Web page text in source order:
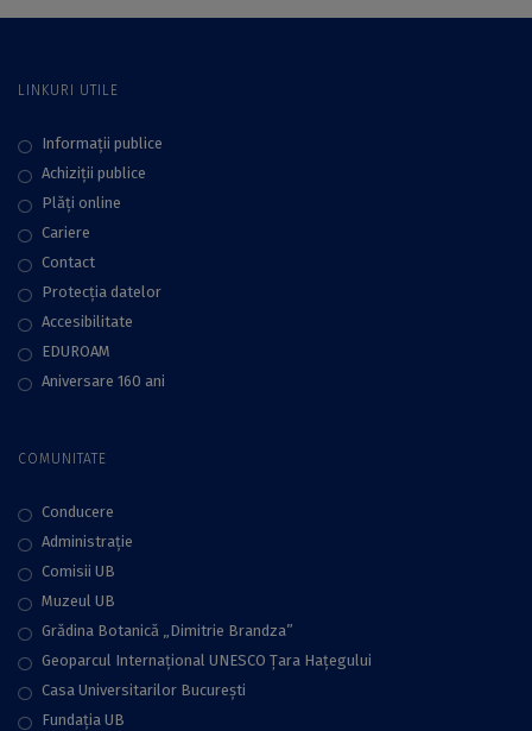
ianuarie 2025
LINKURI UTILE
Informații publice
Achiziții publice
Plăţi online
Cariere
Contact
Protecţia datelor
Accesibilitate
EDUROAM
Aniversare 160 ani
COMUNITATE
Conducere
Administraţie
Comisii UB
Muzeul UB
Grădina Botanică „Dimitrie Brandza”
Geoparcul Internațional UNESCO Țara Hațegului
Casa Universitarilor București
Fundaţia UB